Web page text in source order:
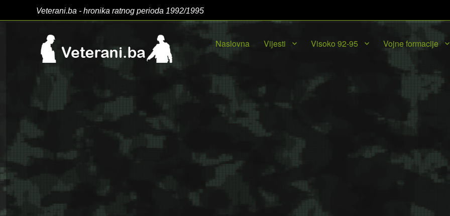
Veterani.ba - hronika ratnog perioda 1992/1995
Naslovna Vijesti Visoko 92-95 Vojne formacije